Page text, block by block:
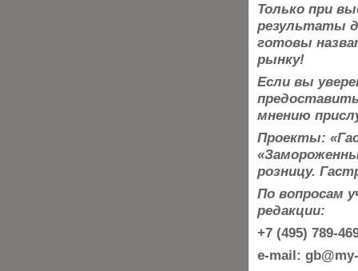
Только при
результаты
готовы
рынку!
Если вы
мнению
Проекты:
розницу.
По вопросам
редакции:
+7 (495) 789-
e-mail: